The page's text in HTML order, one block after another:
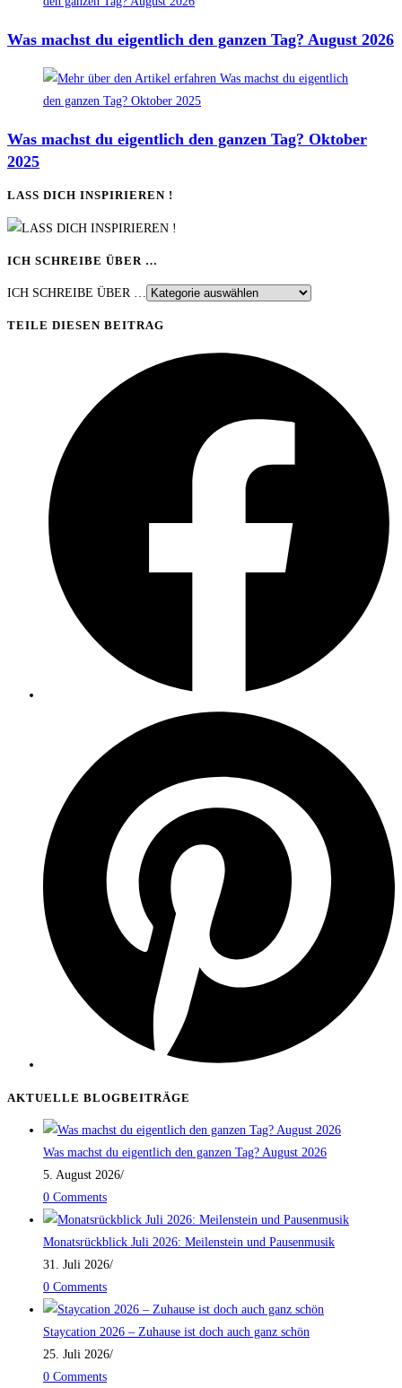
Was machst du eigentlich den ganzen Tag? August 2026
Was machst du eigentlich den ganzen Tag? Oktober
2025
LASS DICH INSPIRIEREN !
ICH SCHREIBE ÜBER …
ICH SCHREIBE ÜBER …
TEILE DIESEN BEITRAG
AKTUELLE BLOGBEITRÄGE
Was machst du eigentlich den ganzen Tag? August 2026
5. August 2026/
0 Comments
Monatsrückblick Juli 2026: Meilenstein und Pausenmusik
31. Juli 2026/
0 Comments
Staycation 2026 – Zuhause ist doch auch ganz schön
25. Juli 2026/
0 Comments